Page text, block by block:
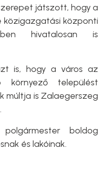
játszott, hogy a
közigazgatási központi
hivatalosan is
is, hogy a város az
környező települést
múltja is Zalaegerszeg
boldog
és lakóinak.